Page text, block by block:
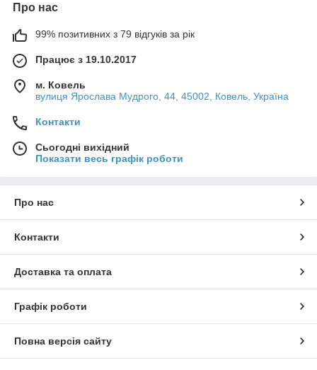
Про нас
99% позитивних з 79 відгуків за рік
Працює з 19.10.2017
м. Ковель
вулиця Ярослава Мудрого, 44, 45002, Ковель, Україна
Контакти
Сьогодні вихідний
Показати весь графік роботи
Про нас
Контакти
Доставка та оплата
Графік роботи
Повна версія сайту